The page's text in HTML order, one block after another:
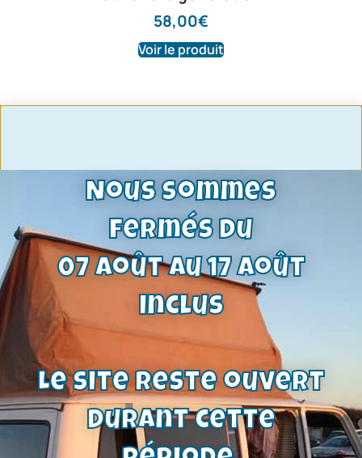
58,00€
Voir le produit
Pochette haut moteur V6 2.3 108cv |
69-07/79 | Capri, Taunus, Granada
Nous sommes
fermés du
07 août au 17 août
inclus
Le site reste ouvert
durant cette